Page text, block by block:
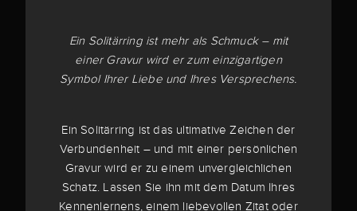
Ein Solitärring ist mehr als Schmuck – mit
einer Gravur wird er zum einzigartigen
Symbol Ihrer Liebe und Ihres Versprechens.
Ein Solitärring ist das ultimative Zeichen der
Verbundenheit – und mit einer persönlichen
Gravur wird er zu einem unvergleichlichen
Schatz. Lassen Sie ihn mit dem Datum Ihres
Kennenlernens, einem liebevollen Zitat oder